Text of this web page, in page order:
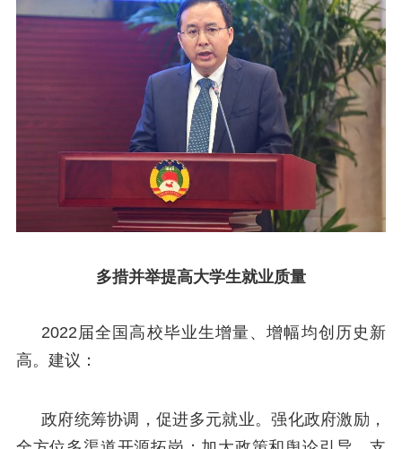
多措并举提高大学生就业质量
2022届全国高校毕业生增量、增幅均创历史新
高。建议：
政府统筹协调，促进多元就业。强化政府激励，